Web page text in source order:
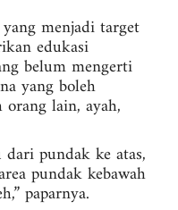
menjadi target
edukasi
belum mengerti
yang boleh
lain, ayah,
pundak ke atas,
pundak kebawah
paparnya.